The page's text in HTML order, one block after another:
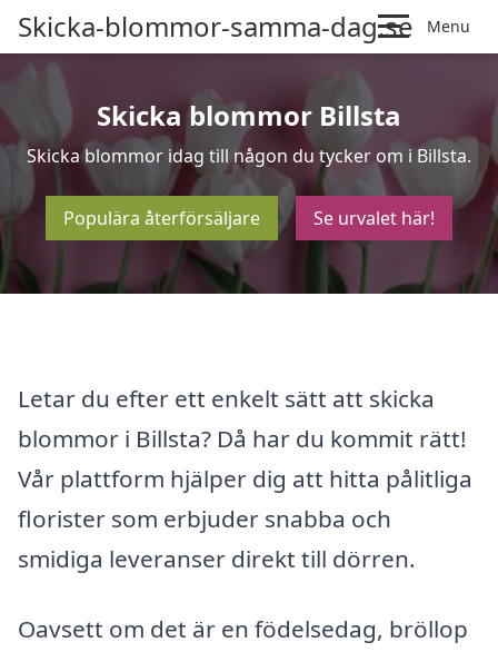
Skicka-blommor-samma-dag.se Menu
Skicka blommor Billsta
Skicka blommor idag till någon du tycker om i Billsta.
Populära återförsäljare Se urvalet här!
Letar du efter ett enkelt sätt att skicka
blommor i Billsta? Då har du kommit rätt!
Vår plattform hjälper dig att hitta pålitliga
florister som erbjuder snabba och
smidiga leveranser direkt till dörren.
Oavsett om det är en födelsedag, bröllop